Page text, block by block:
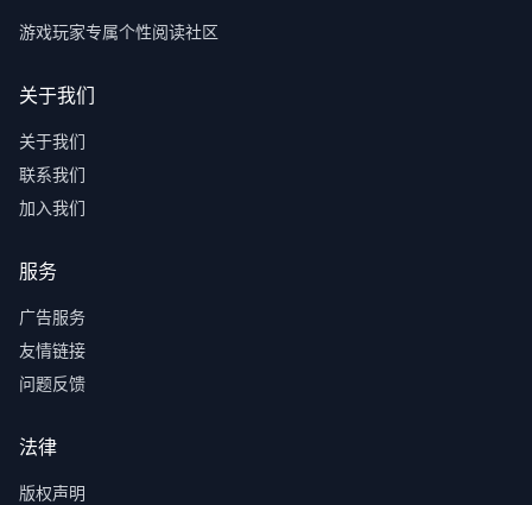
游戏玩家专属个性阅读社区
关于我们
关于我们
联系我们
加入我们
服务
广告服务
友情链接
问题反馈
法律
版权声明